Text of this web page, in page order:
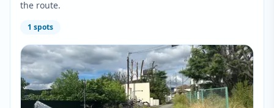
the route.
1 spots